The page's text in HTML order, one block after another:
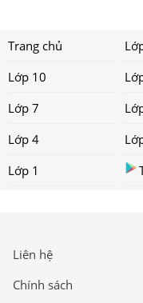
Trang chủ
Lớp 10
Lớp 7
Lớp 4
Lớp 1
Liên hệ
Chính sách